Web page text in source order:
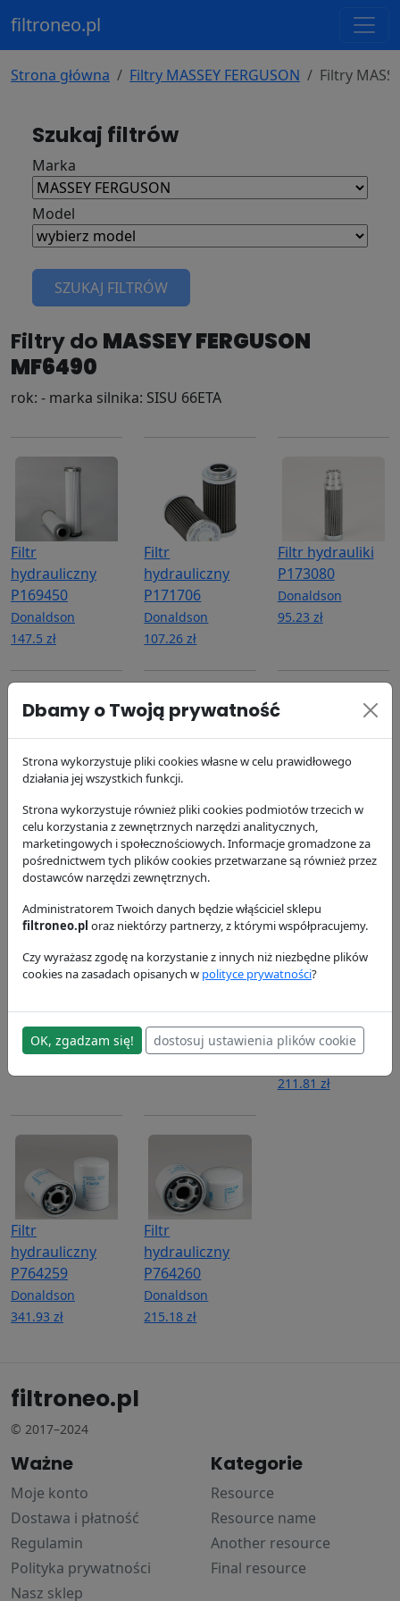
filtroneo.pl
Strona główna Filtry MASSEY FERGUSON Filtry
Szukaj filtrów
Marka
Model
SZUKAJ FILTRÓW
Filtry do MASSEY FERGUSON
MF6490
rok: - marka silnika: SISU 66ETA
Filtr
hydrauliczny
P169450
Donaldson
147.5 zł
Filtr
hydrauliczny
P171706
Donaldson
107.26 zł
Filtr hydrauliki
P173080
Donaldson
95.23 zł
Filtr oleju
P502433
Donaldson
63.01 zł
Filtr powietrza
P532501
Donaldson
235.52 zł
P532502
Donaldson
116.55 zł
P551425
Donaldson
P551434
Donaldson
hydrauliczny
P566212
211.81 zł
Filtr
hydrauliczny
P764259
Donaldson
341.93 zł
Filtr
hydrauliczny
P764260
Donaldson
215.18 zł
filtroneo.pl
© 2017–2024
Ważne
Moje konto
Dostawa i płatność
Regulamin
Polityka prywatności
Nasz sklep
Kategorie
Resource
Resource name
Another resource
Final resource
Dbamy o Twoją prywatność
Strona wykorzystuje pliki cookies własne w celu prawidłowego
działania jej wszystkich funkcji.
Strona wykorzystuje również pliki cookies podmiotów trzecich w
celu korzystania z zewnętrznych narzędzi analitycznych,
marketingowych i społecznościowych. Informacje gromadzone za
pośrednictwem tych plików cookies przetwarzane są również przez
dostawców narzędzi zewnętrznych.
Administratorem Twoich danych będzie włąściciel sklepu
filtroneo.pl oraz niektórzy partnerzy, z którymi współpracujemy.
Czy wyrażasz zgodę na korzystanie z innych niż niezbędne plików
cookies na zasadach opisanych w polityce prywatności?
OK, zgadzam się! dostosuj ustawienia plików cookie